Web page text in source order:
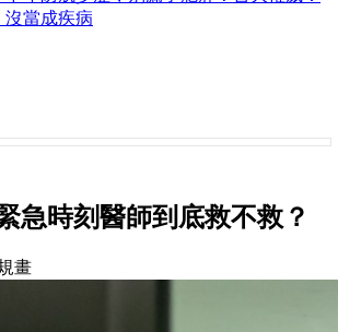
沒當成疾病
急時刻醫師到底救不救？
畫